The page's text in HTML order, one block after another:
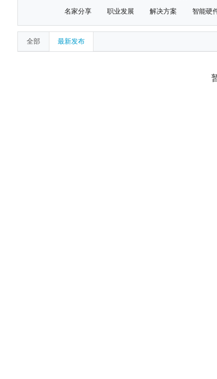
名家分享 职业发展 解决方案 智能硬
全部 最新发布